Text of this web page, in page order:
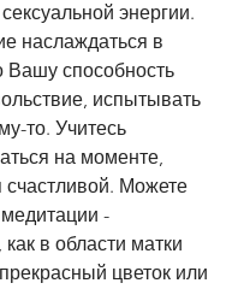
энергии.
наслаждаться в
Вашу способность
испытывать
то. Учитесь
на моменте,
Можете
-
в области матки
цветок или